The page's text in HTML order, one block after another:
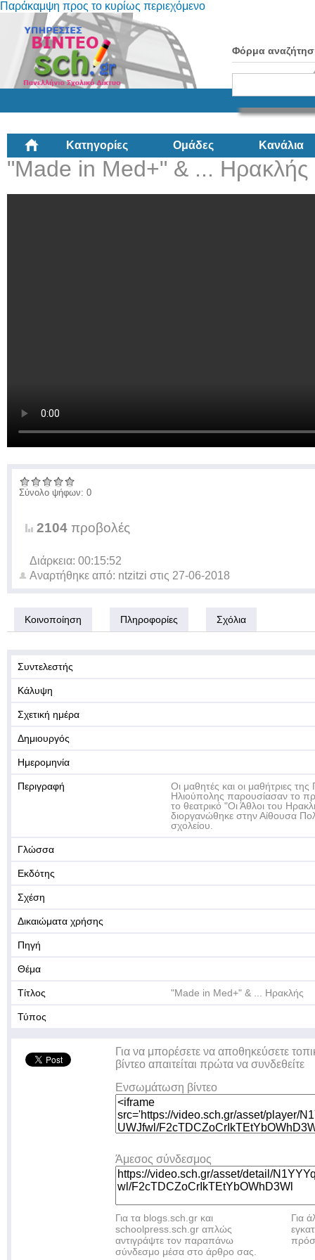
Παράκαμψη προς το κυρίως περιεχόμενο
Φόρμα
Κατηγορίες Ομάδες Κανάλια
"Made in Med+" & ... Ηρακλής
Σύνολο ψήφων: 0
2104 προβολές
Διάρκεια: 00:15:52
Αναρτήθηκε από: ntzitzi στις 27-06-2018
Κοινοποίηση Πληροφορίες Σχόλια
Συντελεστής
Κάλυψη
Σχετική ημέρα
Δημιουργός
Ημερομηνία
Περιγραφή
Οι μαθητές και οι μαθήτριες
Ηλιούπολης παρουσίασαν το
το θεατρικό "Οι Άθλοι του
διοργανώθηκε στην Αίθουσα
σχολείου.
Γλώσσα
Εκδότης
Σχέση
Δικαιώματα χρήσης
Πηγή
Θέμα
Τίτλος "Made in Med+" & ... Ηρακλής
Τύπος
Για να μπορέσετε να αποθηκεύσετε
βίντεο απαιτείται πρώτα να συνδεθείτε
Ενσωμάτωση βίντεο
Άμεσος σύνδεσμος
Για τα blogs.sch.gr και
schoolpress.sch.gr απλώς
αντιγράψτε τον παραπάνω
σύνδεσμο μέσα στο άρθρο σας.
Για